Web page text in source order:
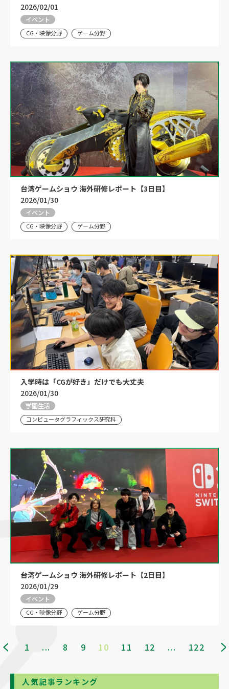
2026/02/01
イベント
CG・映像分野 ゲーム分野
台湾ゲームショウ 海外研修レポート【3日目】
2026/01/30
イベント
CG・映像分野 ゲーム分野
入学時は「CGが好き」だけでも大丈夫
2026/01/30
学園生活
コンピュータグラフィックス研究科
台湾ゲームショウ 海外研修レポート【2日目】
2026/01/29
イベント
CG・映像分野 ゲーム分野
1 ... 8 9 10 11 12 ... 122
人気記事ランキング